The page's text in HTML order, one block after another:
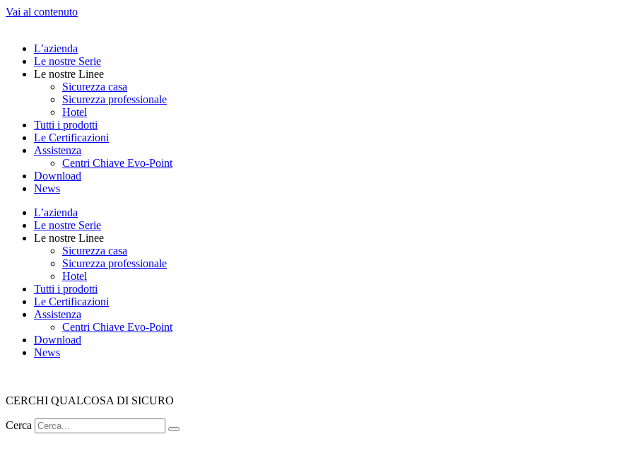
Vai al contenuto
L’azienda
Le nostre Serie
Le nostre Linee
Sicurezza casa
Sicurezza professionale
Hotel
Tutti i prodotti
Le Certificazioni
Assistenza
Centri Chiave Evo-Point
Download
News
L’azienda
Le nostre Serie
Le nostre Linee
Sicurezza casa
Sicurezza professionale
Hotel
Tutti i prodotti
Le Certificazioni
Assistenza
Centri Chiave Evo-Point
Download
News
CERCHI QUALCOSA DI SICURO
Cerca